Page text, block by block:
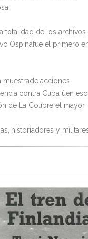
totalidad de los archivos
Ospinafue el primero
muestrade acciones
contra Cuba ùen
de La Coubre el mayor
historiadores y